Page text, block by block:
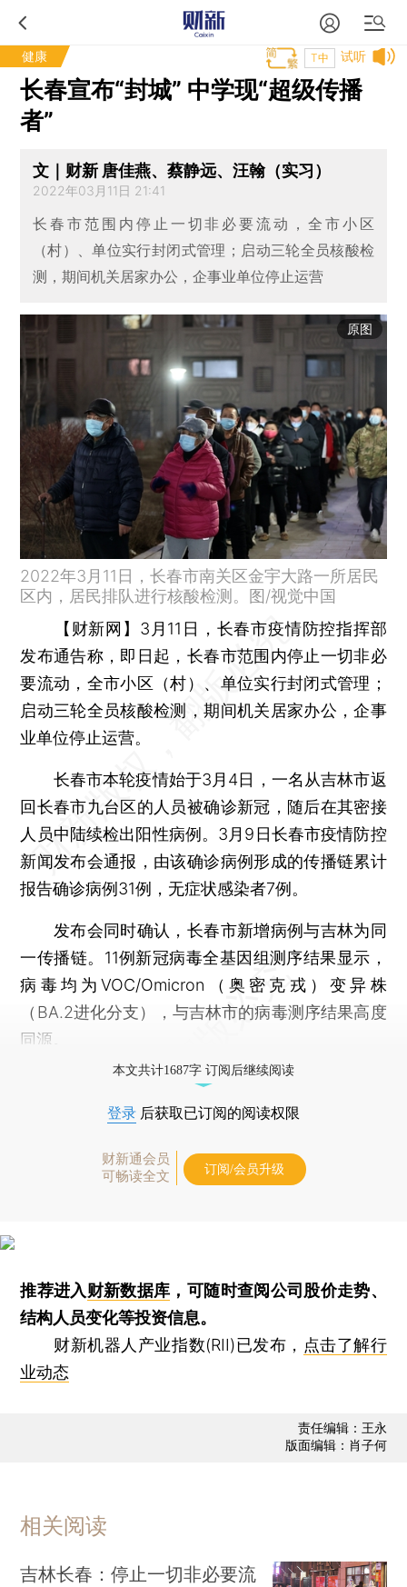
健康 试听
T中
长春宣布“封城” 中学现“超级传播
者”
文｜财新 唐佳燕、蔡静远、汪翰（实习）
2022年03月11日 21:41
长春市范围内停止一切非必要流动，全市小区
（村）、单位实行封闭式管理；启动三轮全员核酸检
测，期间机关居家办公，企事业单位停止运营
原图
2022年3月11日，长春市南关区金宇大路一所居民
区内，居民排队进行核酸检测。图/视觉中国
【财新网】 3月11日，长春市疫情防控指挥部
发布通告称，即日起，长春市范围内停止一切非必
要流动，全市小区（村）、单位实行封闭式管理；
启动三轮全员核酸检测，期间机关居家办公，企事
业单位停止运营。
长春市本轮疫情始于3月4日，一名从吉林市返
回长春市九台区的人员被确诊新冠，随后在其密接
人员中陆续检出阳性病例。3月9日长春市疫情防控
新闻发布会通报，由该确诊病例形成的传播链累计
报告确诊病例31例，无症状感染者7例。
发布会同时确认，长春市新增病例与吉林为同
一传播链。11例新冠病毒全基因组测序结果显示，
病毒均为VOC/Omicron（奥密克戎）变异株
（BA.2进化分支），与吉林市的病毒测序结果高度
同源。
本文共计1687字 订阅后继续阅读
登录 后获取已订阅的阅读权限
财新通会员
可畅读全文
订阅/会员升级
推荐进入财新数据库 ，可随时查阅公司股价走势、
结构人员变化等投资信息。
财新机器人产业指数(RII)已发布， 点击了解行
业动态
责任编辑：王永
版面编辑：肖子何
相关阅读
吉林长春：停止一切非必要流